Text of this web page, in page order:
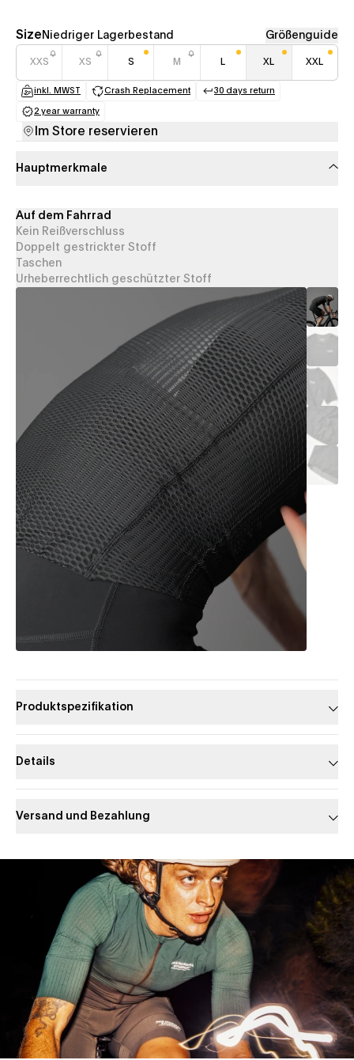
Size Niedriger Lagerbestand Größenguide
XXS XS S M L XL XXL
inkl. MWST
(opens in a new tab)
Crash Replacement
(opens in a new tab)
30 days return
(opens in a new
2 year warranty
(opens in a new tab)
Im Store reservieren
Hauptmerkmale
Auf dem Fahrrad
Kein Reißverschluss
Doppelt gestrickter Stoff
Taschen
Urheberrechtlich geschützter Stoff
Produktspezifikation
Details
Versand und Bezahlung